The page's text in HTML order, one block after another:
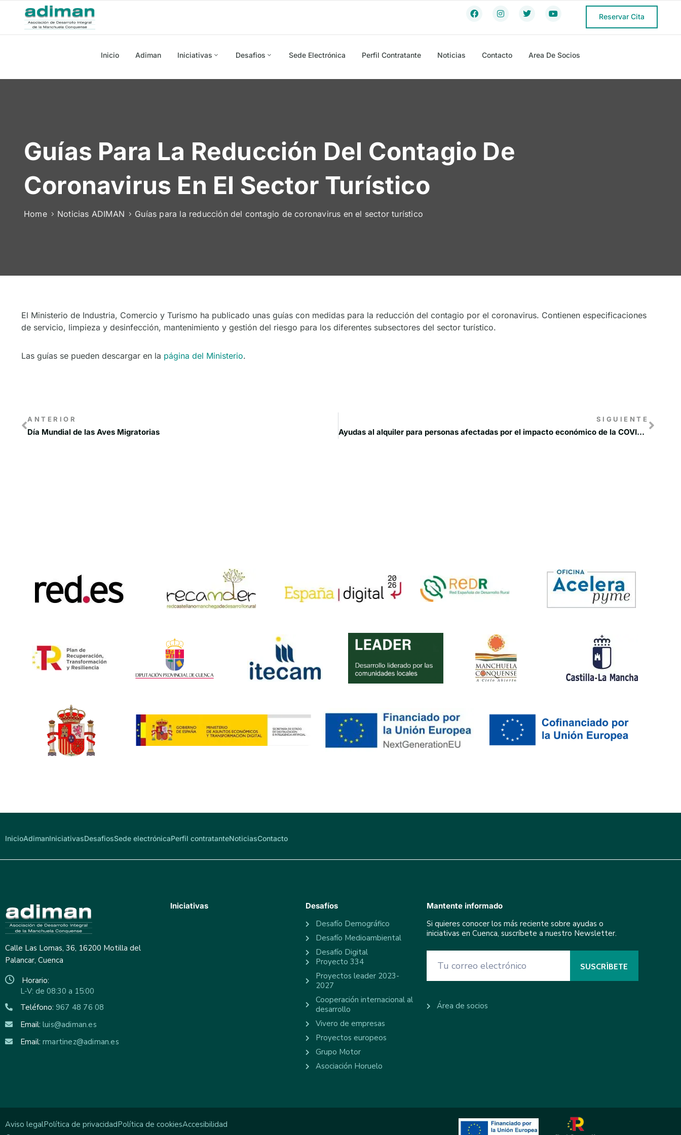
Reservar Cita
Inicio Adiman Iniciativas Desafios Sede Electrónica Perfil Contratante Noticias Contacto Area De Socios
Guías Para La Reducción Del Contagio De
Coronavirus En El Sector Turístico
Home Noticias ADIMAN Guías para la reducción del contagio de coronavirus en el sector turístico
El Ministerio de Industria, Comercio y Turismo ha publicado unas guías con medidas para la reducción del contagio por el coronavirus. Contienen especificaciones
de servicio, limpieza y desinfección, mantenimiento y gestión del riesgo para los diferentes subsectores del sector turístico.
Las guías se pueden descargar en la página del Ministerio.
ANTERIOR
Día Mundial de las Aves Migratorias
SIGUIENTE
Ayudas al alquiler para personas afectadas por el impacto económico de la COVID-19
InicioAdimanIniciativasDesafiosSede electrónicaPerfil contratanteNoticiasContacto
Calle Las Lomas, 36, 16200 Motilla del
Palancar, Cuenca
Horario:
L-V: de 08:30 a 15:00
Teléfono: 967 48 76 08
Email: luis@adiman.es
Email: rmartinez@adiman.es
Iniciativas Desafíos
Desafío Demográfico
Desafío Medioambiental
Desafío Digital
Proyecto 334
Proyectos leader 2023-
2027
Cooperación internacional al
desarrollo
Vivero de empresas
Proyectos europeos
Grupo Motor
Asociación Horuelo
Mantente informado
Si quieres conocer los más reciente sobre ayudas o
iniciativas en Cuenca, suscríbete a nuestro Newsletter.
Área de socios
Aviso legalPolítica de privacidadPolítica de cookiesAccesibilidad